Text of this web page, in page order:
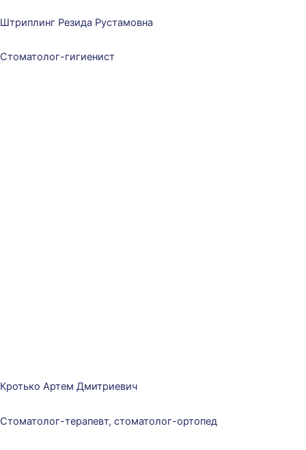
Штриплинг Резида Рустамовна
Стоматолог-гигиенист
Кротько Артем Дмитриевич
Стоматолог-терапевт, стоматолог-ортопед